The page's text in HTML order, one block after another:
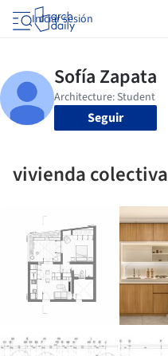
Iniciar sesión
Seguir
vivienda colectiva